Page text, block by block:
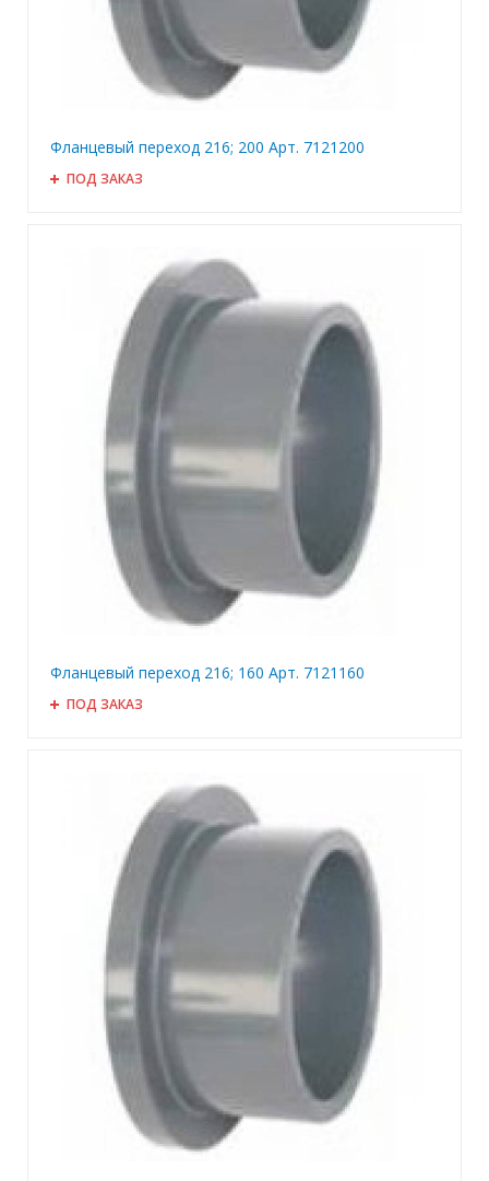
Фланцевый переход 216; 200 Арт. 7121200
ПОД ЗАКАЗ
Фланцевый переход 216; 160 Арт. 7121160
ПОД ЗАКАЗ